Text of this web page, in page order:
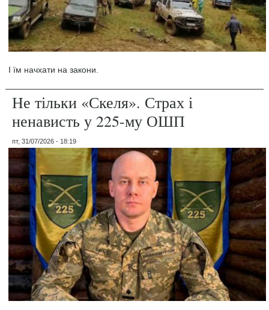
І їм начхати на закони.
Не тільки «Скеля». Страх і
ненависть у 225-му ОШП
пт, 31/07/2026 - 18:19